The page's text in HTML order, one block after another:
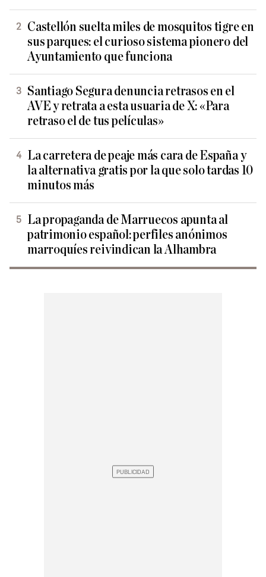
Castellón suelta miles de mosquitos tigre en
sus parques: el curioso sistema pionero del
Ayuntamiento que funciona
Santiago Segura denuncia retrasos en el
AVE y retrata a esta usuaria de X: «Para
retraso el de tus películas»
La carretera de peaje más cara de España y
la alternativa gratis por la que solo tardas 10
minutos más
La propaganda de Marruecos apunta al
patrimonio español: perfiles anónimos
marroquíes reivindican la Alhambra